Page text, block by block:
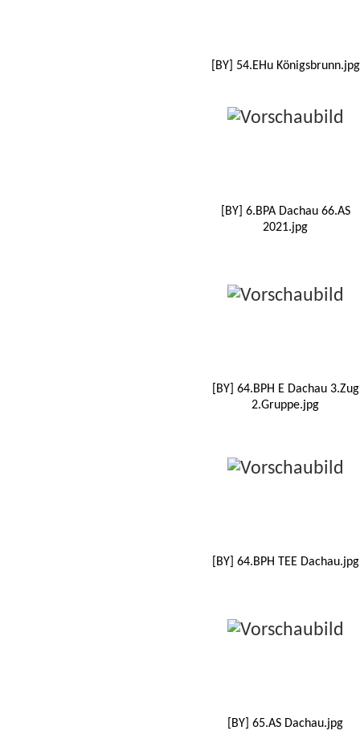
[BY] 54.EHu Königsbrunn.jpg
[BY] 6.BPA Dachau 66.AS
2021.jpg
[BY] 64.BPH E Dachau 3.Zug
2.Gruppe.jpg
[BY] 64.BPH TEE Dachau.jpg
[BY] 65.AS Dachau.jpg